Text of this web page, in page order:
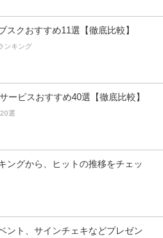
スクおすすめ11選【徹底比較】
ンキング
ービスおすすめ40選【徹底比較】
選
ングから、ヒットの推移をチェッ
ント、サインチェキなどプレゼン